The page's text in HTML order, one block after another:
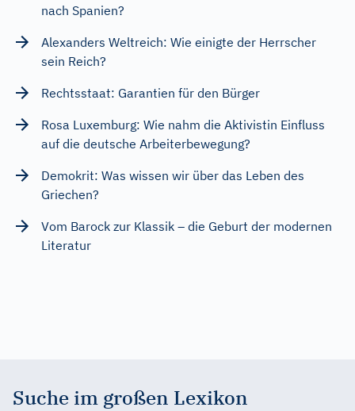
nach Spanien?
Alexanders Weltreich: Wie einigte der Herrscher
sein Reich?
Rechtsstaat: Garantien für den Bürger
Rosa Luxemburg: Wie nahm die Aktivistin Einfluss
auf die deutsche Arbeiterbewegung?
Demokrit: Was wissen wir über das Leben des
Griechen?
Vom Barock zur Klassik – die Geburt der modernen
Literatur
Suche im großen Lexikon